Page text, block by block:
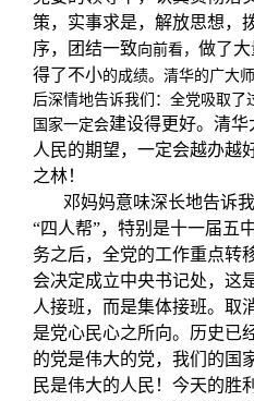
策，实事求是，解放思想，
序，团结一致向前看， 做了
得了不小的成绩。清华的广大
后深情地告诉我们：全党吸取了
国家一定会建设得更好。清
人民的期望，一定会越办越
之林！
邓妈妈意味深长地告诉
“四人帮”，特别是十一届五
务之后，全党的工作重点转
会决定成立中央书记处，这
人接班，而是集体接班。取
是党心民心之所向。历史已
的党是伟大的党，我们的国
民是伟大的人民！今天的胜